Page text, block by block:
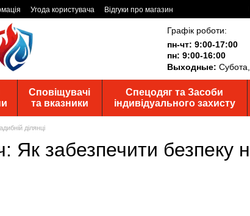
Угода користувача
Відгуки про магазин
Графік роботи:
пн-чт: 9:00-17:00
пн: 9:00-16:00
Выходные:
Сповіщувачі
та вказники
Спецодяг та Засоби
індивідуального захисту
ділянці
Як забезпечити безпеку